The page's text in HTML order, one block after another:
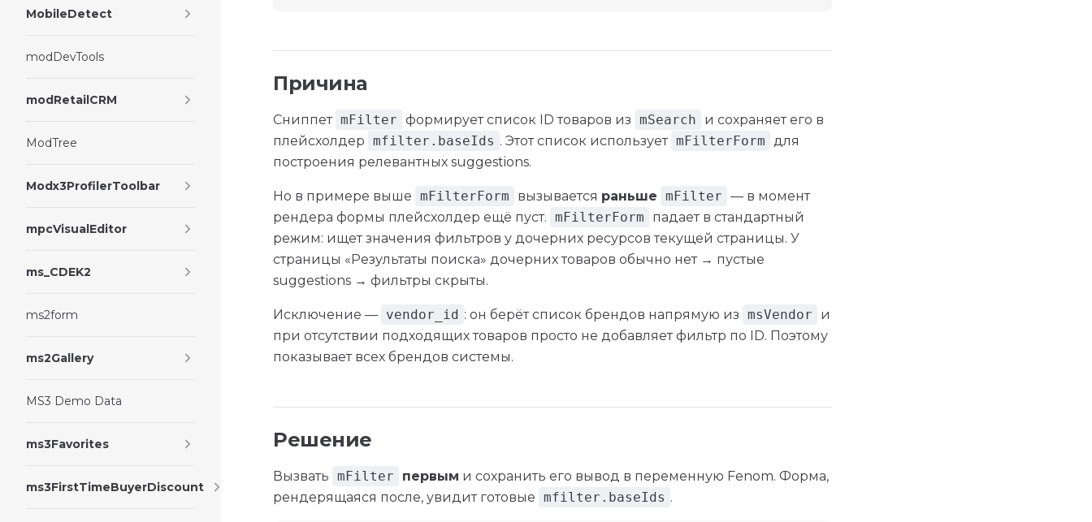
MobileDetect
modDevTools
modRetailCRM
ModTree
Modx3ProfilerToolbar
mpcVisualEditor
ms_CDEK2
ms2form
ms2Gallery
MS3 Demo Data
ms3Favorites
ms3FirstTimeBuyerDiscount
Причина
Сниппет mFilter формирует список ID товаров из mSearch
и сохраняет его в
плейсхолдер mfilter.baseIds . Этот список использует mFilterForm для
построения релевантных suggestions.
Но в примере выше mFilterForm вызывается раньше mFilter — в момент
рендера формы плейсхолдер ещё пуст. mFilterForm
падает в стандартный
режим: ищет значения фильтров у дочерних ресурсов текущей страницы. У
страницы «Результаты поиска» дочерних товаров обычно нет → пустые
suggestions → фильтры скрыты.
Исключение — vendor_id : он берёт список брендов напрямую из msVendor
и
при отсутствии подходящих товаров просто не добавляет фильтр по ID. Поэтому
показывает всех брендов системы.
Решение
Вызвать mFilter первым и сохранить его вывод в переменную Fenom. Форма,
рендерящаяся после, увидит готовые mfilter.baseIds .